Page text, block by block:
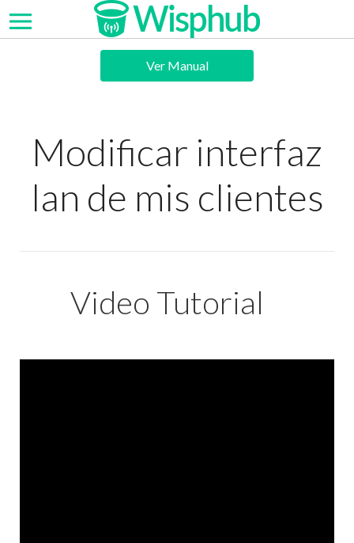
Ver Manual
Modificar interfaz
lan de mis clientes
Video Tutorial